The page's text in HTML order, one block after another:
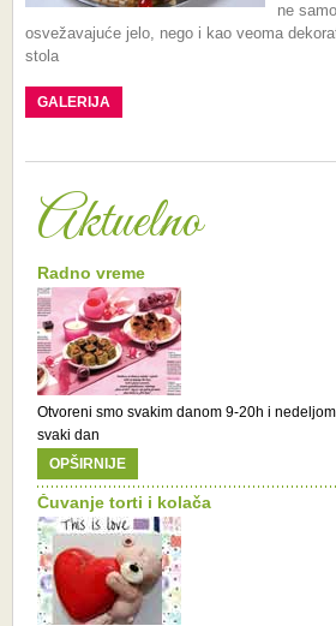
ne
osvežavajuće jelo, nego i kao veoma
stola
GALERIJA
Aktuelno
Radno vreme
Otvoreni smo svakim danom 9-20h i
svaki dan
OPŠIRNIJE
Čuvanje torti i kolača